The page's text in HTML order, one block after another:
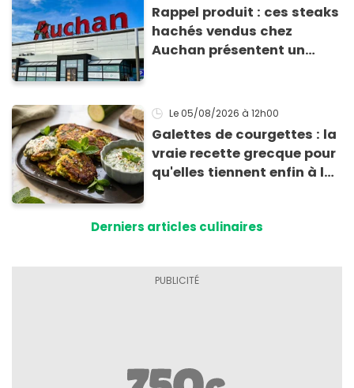
Rappel produit : ces steaks
hachés vendus chez
Auchan présentent un
Le 05/08/2026 à 12h00
Galettes de courgettes : la
vraie recette grecque pour
qu'elles tiennent enfin à la
Derniers articles culinaires